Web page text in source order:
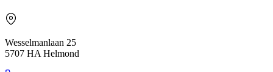
Wesselmanlaan 25
5707 HA Helmond